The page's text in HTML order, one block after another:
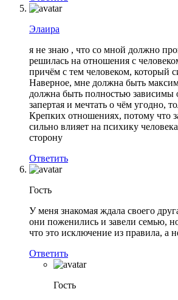
Элаира
я не знаю , что со мной должно
решилась на отношения с
причём с тем человеком, который
Наверное, мне должна быть
должна быть полностью зависимы
запертая и мечтать о чём угодно,
Крепких отношениях, потому что
сильно влияет на психику
сторону
Ответить
Гость
У меня знакомая ждала своего
они поженились и завели семью,
что это исключение из правила, а
Ответить
Гость